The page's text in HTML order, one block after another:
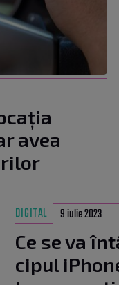
avea
DIGITAL 9 iulie 2023
Ce se va
cipul